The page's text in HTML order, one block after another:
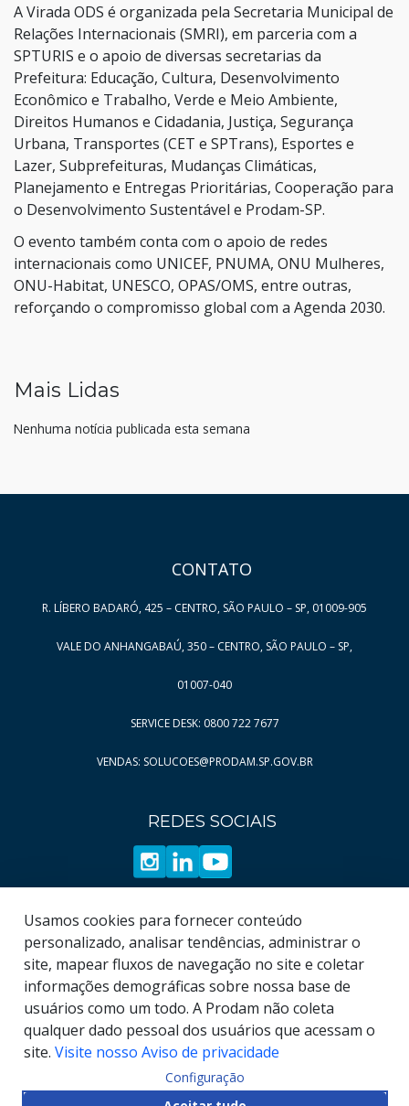
A Virada ODS é organizada pela Secretaria Municipal de
Relações Internacionais (SMRI), em parceria com a
SPTURIS e o apoio de diversas secretarias da
Prefeitura: Educação, Cultura, Desenvolvimento
Econômico e Trabalho, Verde e Meio Ambiente,
Direitos Humanos e Cidadania, Justiça, Segurança
Urbana, Transportes (CET e SPTrans), Esportes e
Lazer, Subprefeituras, Mudanças Climáticas,
Planejamento e Entregas Prioritárias, Cooperação para
o Desenvolvimento Sustentável e Prodam-SP.
O evento também conta com o apoio de redes
internacionais como UNICEF, PNUMA, ONU Mulheres,
ONU-Habitat, UNESCO, OPAS/OMS, entre outras,
reforçando o compromisso global com a Agenda 2030.
Mais Lidas
Nenhuma notícia publicada esta semana
CONTATO
R. LÍBERO BADARÓ, 425 – CENTRO, SÃO PAULO – SP, 01009-905
VALE DO ANHANGABAÚ, 350 – CENTRO, SÃO PAULO – SP,
01007-040
SERVICE DESK: 0800 722 7677
VENDAS: SOLUCOES@PRODAM.SP.GOV.BR
REDES SOCIAIS
Usamos cookies para fornecer conteúdo
personalizado, analisar tendências, administrar o
site, mapear fluxos de navegação no site e coletar
informações demográficas sobre nossa base de
usuários como um todo. A Prodam não coleta
qualquer dado pessoal dos usuários que acessam o
site. Visite nosso Aviso de privacidade
Configuração